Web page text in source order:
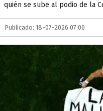
quién se sube al podio de la
Publicado: 18-07-2026 07:00